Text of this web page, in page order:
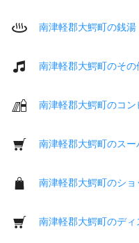
南津軽郡大鰐町の銭湯
南津軽郡大鰐町のそ
南津軽郡大鰐町のコ
南津軽郡大鰐町のスー
南津軽郡大鰐町のシ
南津軽郡大鰐町のデ